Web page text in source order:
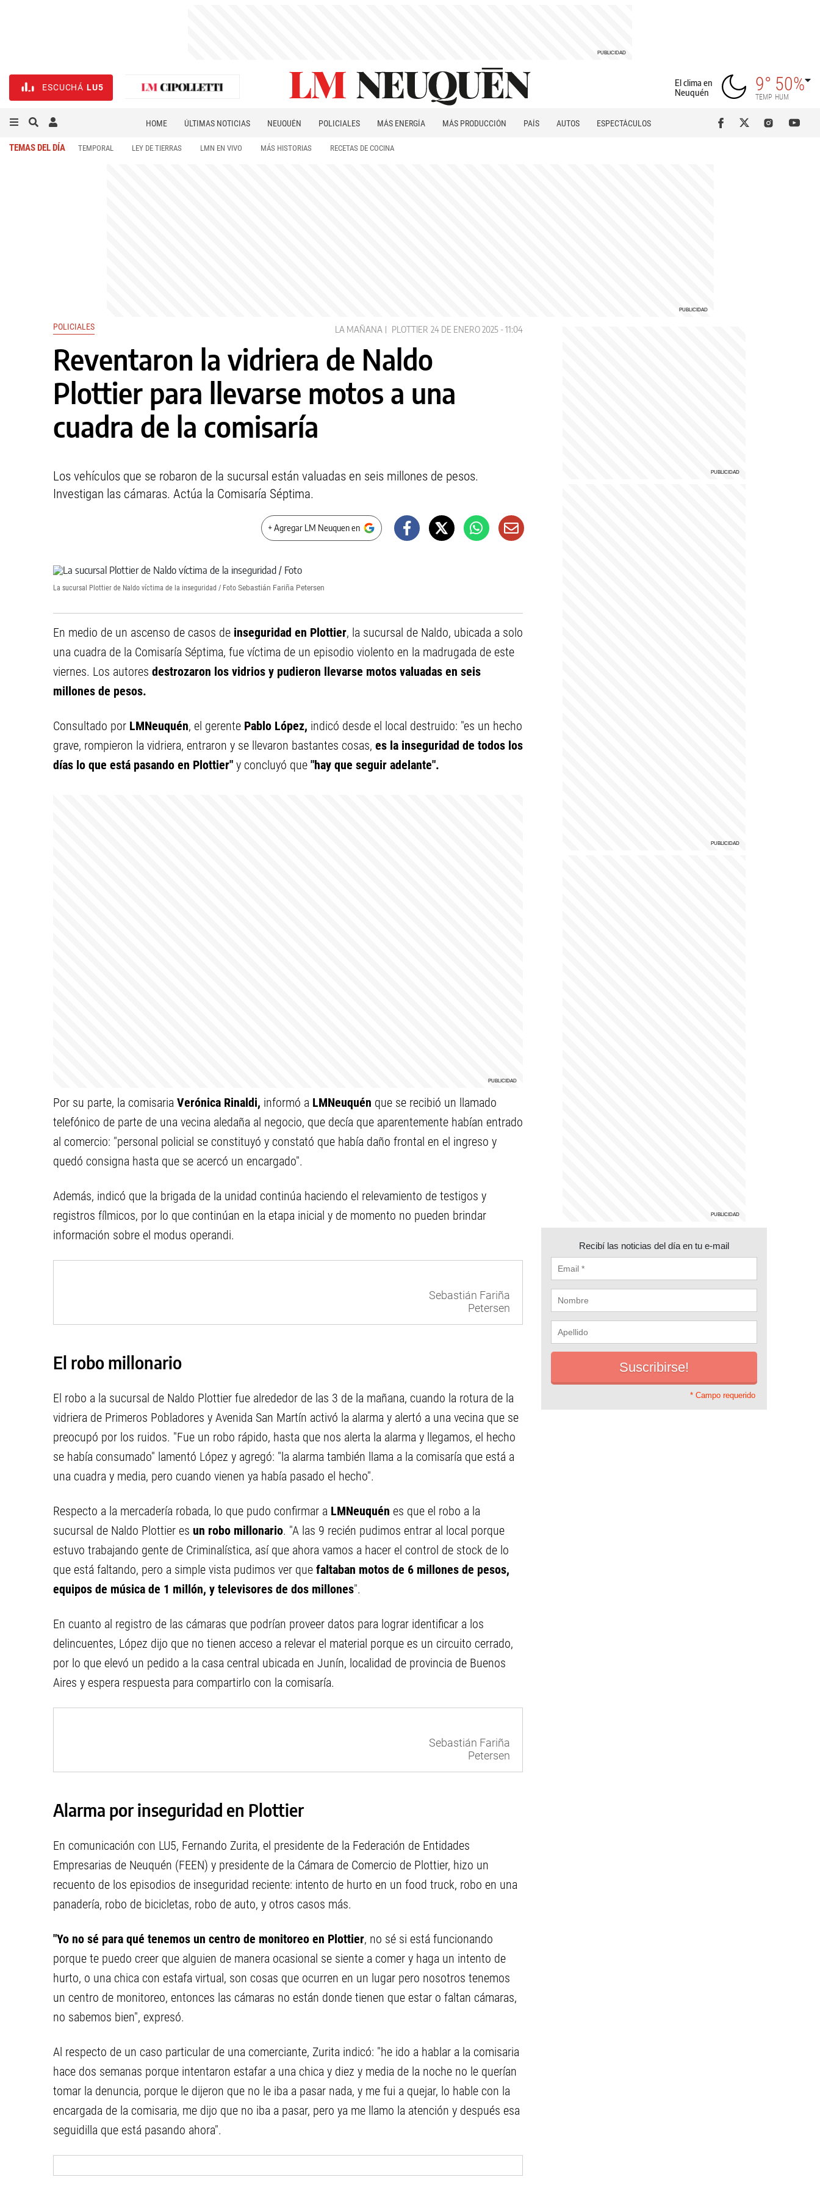
ESCUCHÁ LU5
El clima en
Neuquén
9°
TEMP
50%
HUM
HOME ÚLTIMAS NOTICIAS NEUQUÉN POLICIALES MÁS ENERGÍA MÁS PRODUCCIÓN PAÍS AUTOS
ESPECTÁCULOS
TEMAS DEL DÍA TEMPORAL LEY DE TIERRAS LMN EN VIVO MÁS HISTORIAS RECETAS DE COCINA
POLICIALES LA MAÑANA PLOTTIER 24 DE ENERO 2025 - 11:04
Reventaron la vidriera de Naldo
Plottier para llevarse motos a una
cuadra de la comisaría
Los vehículos que se robaron de la sucursal están valuadas en seis millones de pesos.
Investigan las cámaras. Actúa la Comisaría Séptima.
+ Agregar LM Neuquen en
La sucursal Plottier de Naldo víctima de la inseguridad / Foto Sebastián Fariña Petersen
En medio de un ascenso de casos de inseguridad en Plottier, la sucursal de Naldo, ubicada a solo
una cuadra de la Comisaría Séptima, fue víctima de un episodio violento en la madrugada de este
viernes. Los autores destrozaron los vidrios y pudieron llevarse motos valuadas en seis
millones de pesos.
Consultado por LMNeuquén, el gerente Pablo López, indicó desde el local destruido: "es un hecho
grave, rompieron la vidriera, entraron y se llevaron bastantes cosas, es la inseguridad de todos los
días lo que está pasando en Plottier" y concluyó que "hay que seguir adelante".
Por su parte, la comisaria Verónica Rinaldi, informó a LMNeuquén que se recibió un llamado
telefónico de parte de una vecina aledaña al negocio, que decía que aparentemente habían entrado
al comercio: "personal policial se constituyó y constató que había daño frontal en el ingreso y
quedó consigna hasta que se acercó un encargado".
Además, indicó que la brigada de la unidad continúa haciendo el relevamiento de testigos y
registros fílmicos, por lo que continúan en la etapa inicial y de momento no pueden brindar
información sobre el modus operandi.
Sebastián Fariña
Petersen
El robo millonario
El robo a la sucursal de Naldo Plottier fue alrededor de las 3 de la mañana, cuando la rotura de la
vidriera de Primeros Pobladores y Avenida San Martín activó la alarma y alertó a una vecina que se
preocupó por los ruidos. "Fue un robo rápido, hasta que nos alerta la alarma y llegamos, el hecho
se había consumado" lamentó López y agregó: "la alarma también llama a la comisaría que está a
una cuadra y media, pero cuando vienen ya había pasado el hecho".
Respecto a la mercadería robada, lo que pudo confirmar a LMNeuquén es que el robo a la
sucursal de Naldo Plottier es un robo millonario. "A las 9 recién pudimos entrar al local porque
estuvo trabajando gente de Criminalística, así que ahora vamos a hacer el control de stock de lo
que está faltando, pero a simple vista pudimos ver que faltaban motos de 6 millones de pesos,
equipos de música de 1 millón, y televisores de dos millones".
En cuanto al registro de las cámaras que podrían proveer datos para lograr identificar a los
delincuentes, López dijo que no tienen acceso a relevar el material porque es un circuito cerrado,
por lo que elevó un pedido a la casa central ubicada en Junín, localidad de provincia de Buenos
Aires y espera respuesta para compartirlo con la comisaría.
Sebastián Fariña
Petersen
Alarma por inseguridad en Plottier
En comunicación con LU5, Fernando Zurita, el presidente de la Federación de Entidades
Empresarias de Neuquén (FEEN) y presidente de la Cámara de Comercio de Plottier, hizo un
recuento de los episodios de inseguridad reciente: intento de hurto en un food truck, robo en una
panadería, robo de bicicletas, robo de auto, y otros casos más.
"Yo no sé para qué tenemos un centro de monitoreo en Plottier, no sé si está funcionando
porque te puedo creer que alguien de manera ocasional se siente a comer y haga un intento de
hurto, o una chica con estafa virtual, son cosas que ocurren en un lugar pero nosotros tenemos
un centro de monitoreo, entonces las cámaras no están donde tienen que estar o faltan cámaras,
no sabemos bien", expresó.
Al respecto de un caso particular de una comerciante, Zurita indicó: "he ido a hablar a la comisaria
hace dos semanas porque intentaron estafar a una chica y diez y media de la noche no le querían
tomar la denuncia, porque le dijeron que no le iba a pasar nada, y me fui a quejar, lo hable con la
encargada de la comisaria, me dijo que no iba a pasar, pero ya me llamo la atención y después esa
seguidilla que está pasando ahora".
Recibí las noticias del día en tu e-mail
* Campo requerido